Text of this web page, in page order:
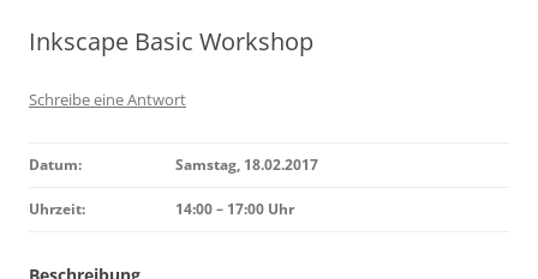
Inkscape Basic Workshop
Schreibe eine Antwort
Datum: Samstag, 18.02.2017
Uhrzeit: 14:00 – 17:00 Uhr